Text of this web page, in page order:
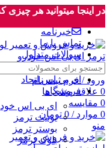
در اینجا میتوانید هر چیزی
خبرنامه
تماس با ما
سوالات متداول
ورود / فرم ثبت نام
0 علاقه مندی ها
0 مقایسه
0 موارد /
0 تومان
منو
ای بی اس اتحاد
فروشگاه
ای بی اس
یونیت ترمز
بوستر ترمز
بلوک ترمز